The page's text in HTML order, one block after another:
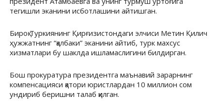
тегишли эканини исботлашини айтишган.
Бироқ Туркиянинг Қирғизистондаги элчиси Метин Қилич
ҳужжатнинг “қалбаки” эканини айтиб, турк махсус
хизматлари бу шаклда ишламаслигини билдирган.
Бош прокуратура президентга маънавий зарарнинг
компенсацияси қатори юристлардан 10 миллион сом
ундириб беришни талаб қилган.